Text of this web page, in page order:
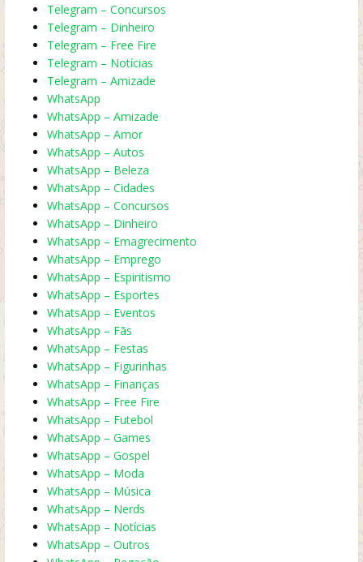
Telegram – Concursos
Telegram – Dinheiro
Telegram – Free Fire
Telegram – Notícias
Telegram – Amizade
WhatsApp
WhatsApp – Amizade
WhatsApp – Amor
WhatsApp – Autos
WhatsApp – Beleza
WhatsApp – Cidades
WhatsApp – Concursos
WhatsApp – Dinheiro
WhatsApp – Emagrecimento
WhatsApp – Emprego
WhatsApp – Espiritismo
WhatsApp – Esportes
WhatsApp – Eventos
WhatsApp – Fãs
WhatsApp – Festas
WhatsApp – Figurinhas
WhatsApp – Finanças
WhatsApp – Free Fire
WhatsApp – Futebol
WhatsApp – Games
WhatsApp – Gospel
WhatsApp – Moda
WhatsApp – Música
WhatsApp – Nerds
WhatsApp – Notícias
WhatsApp – Outros